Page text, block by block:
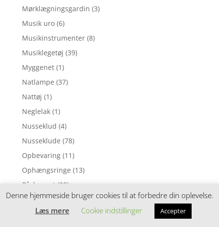
Mørklægningsgardin (3)
Musik uro (6)
Musikinstrumenter (8)
Musiklegetøj (39)
Myggenet (1)
Natlampe (37)
Nattøj (1)
Neglelak (1)
Nusseklud (4)
Nusseklude (78)
Opbevaring (11)
Ophængsringe (13)
Påskepynt (28)
Pedalcykler (9)
Perleplader (49)
Denne hjemmeside bruger cookies til at forbedre din oplevelse.
Læs mere
Cookie indstillinger Accepter